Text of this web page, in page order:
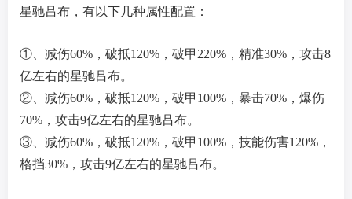
星驰吕布，有以下几种属性配置：
①、减伤60%，破抵120%，破甲220%，精准30%，攻击8
亿左右的星驰吕布。
②、减伤60%，破抵120%，破甲100%，暴击70%，爆伤
70%，攻击9亿左右的星驰吕布。
③、减伤60%，破抵120%，破甲100%，技能伤害120%，
格挡30%，攻击9亿左右的星驰吕布。